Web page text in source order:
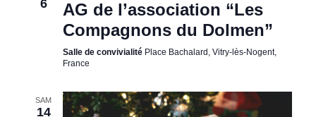
6
AG de l’association “Les
Compagnons du Dolmen”
Salle de convivialité Place Bachalard, Vitry-lès-Nogent,
France
SAM
14